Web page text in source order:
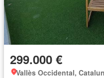
299.000 €
Vallès Occidental,